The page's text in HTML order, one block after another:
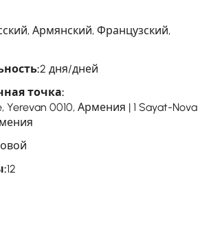
Армянский, Французский,
2 дня/дней
точка:
Yerevan 0010, Армения | 1 Sayat-Nova
12